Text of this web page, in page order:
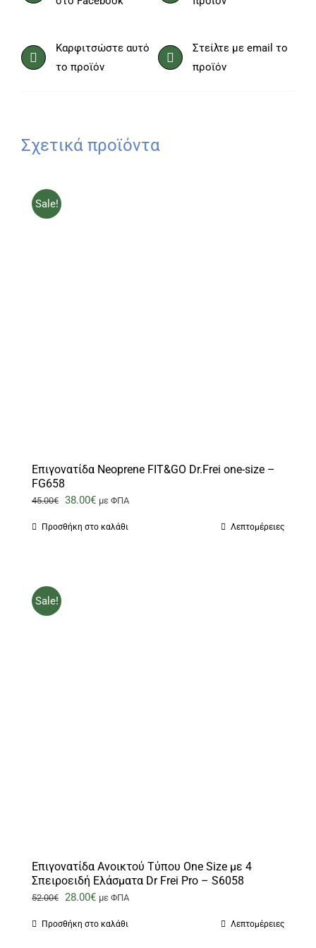
Καρφιτσώστε αυτό
το προϊόν
Στείλτε με email το
προϊόν
Σχετικά προϊόντα
Sale!
Επιγονατίδα Neoprene FIT&GO Dr.Frei one-size –
FG658
45.00€ Original
38.00€Ημε ΦΠΑ
Προσθήκη στο καλάθι Λεπτομέρειες
Sale!
Επιγονατίδα Ανοικτού Τύπου One Size με 4
Σπειροειδή Ελάσματα Dr Frei Pro – S6058
52.00€ Original
28.00€Ημε ΦΠΑ
Προσθήκη στο καλάθι Λεπτομέρειες